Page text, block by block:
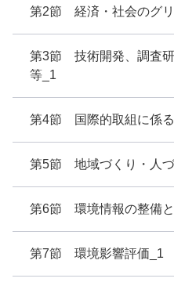
第2節 経済・社会のグ
第3節 技術開発、調査
等_1
第4節 国際的取組に係
第5節 地域づくり・人
第6節 環境情報の整備
第7節 環境影響評価_1